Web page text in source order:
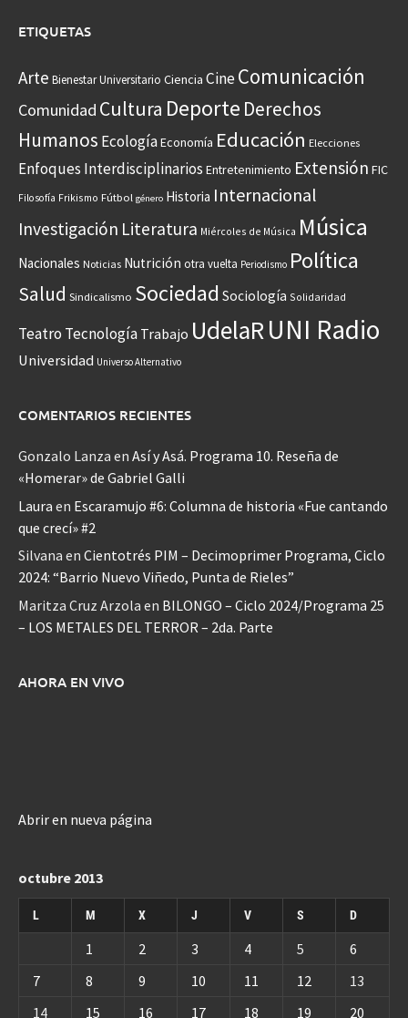
ETIQUETAS
Arte Bienestar Universitario Ciencia CineComunicación
Comunidad Cultura Deporte Derechos
Humanos EcologíaEconomía Educación Elecciones
Enfoques Interdisciplinarios Entretenimiento Extensión FIC
Filosofía Frikismo Fútbol género Historia Internacional
Investigación Literatura Miércoles de Música Música
Nacionales Noticias Nutrición otra vuelta Periodismo Política
Salud Sindicalismo Sociedad Sociología Solidaridad
Teatro Tecnología Trabajo UdelaRUNI Radio
Universidad Universo Alternativo
COMENTARIOS RECIENTES
Gonzalo Lanza en Así y Asá. Programa 10. Reseña de
«Homerar» de Gabriel Galli
Laura en Escaramujo #6: Columna de historia «Fue cantando
que crecí» #2
Silvana en Cientotrés PIM – Decimoprimer Programa, Ciclo
2024: “Barrio Nuevo Viñedo, Punta de Rieles”
Maritza Cruz Arzola en BILONGO – Ciclo 2024/Programa 25
– LOS METALES DEL TERROR – 2da. Parte
AHORA EN VIVO
Abrir en nueva página
octubre 2013
L M X J V S D
1 2 3 4 5
6
7
8 9 10 11 12
13
14
15 16 17 18 19 20